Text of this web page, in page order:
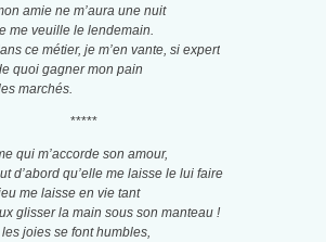
amie ne m’aura une nuit
me veuille le lendemain.
ce métier, je m’en vante, si expert
quoi gagner mon pain
marchés.
*****
qui m’accorde son amour,
d’abord qu’elle me laisse le lui faire
me laisse en vie tant
glisser la main sous son manteau !
joies se font humbles,